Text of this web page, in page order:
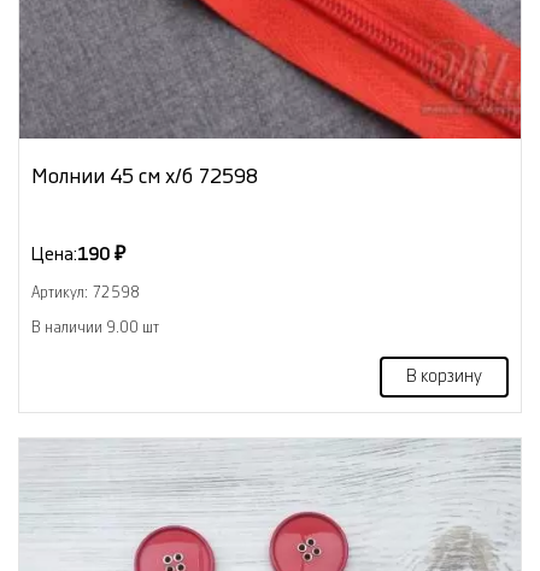
Молнии 45 см х/б 72598
Цена:190 ₽
Артикул: 72598
В наличии 9.00 шт
В корзину